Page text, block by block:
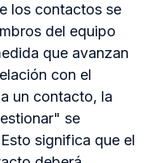
los contactos se
del equipo
que avanzan
con el
un contacto, la
se
significa que el